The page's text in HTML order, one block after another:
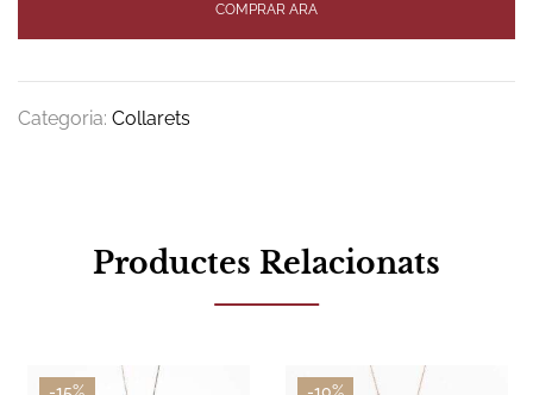
COMPRAR ARA
Categoria: Collarets
Productes Relacionats